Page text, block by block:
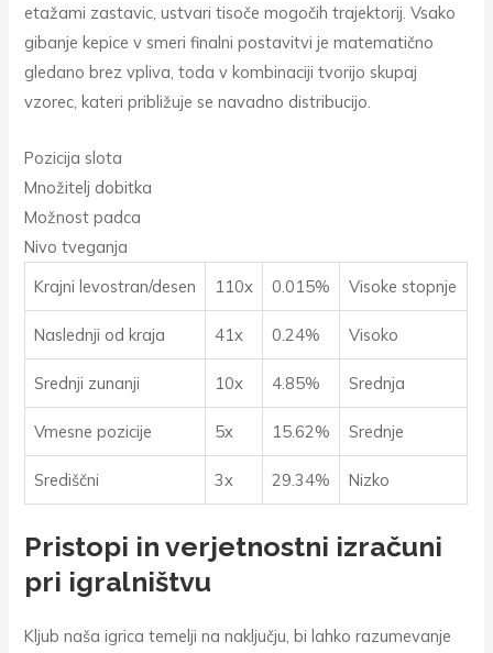
etažami zastavic, ustvari tisoče mogočih trajektorij. Vsako
gibanje kepice v smeri finalni postavitvi je matematično
gledano brez vpliva, toda v kombinaciji tvorijo skupaj
vzorec, kateri približuje se navadno distribucijo.
Pozicija slota
Množitelj dobitka
Možnost padca
Nivo tveganja
Krajni levostran/desen
110x 0.015% Visoke stopnje
Naslednji od kraja 41x 0.24% Visoko
Srednji zunanji 10x 4.85% Srednja
Vmesne pozicije 5x 15.62% Srednje
Središčni 3x 29.34% Nizko
Pristopi in verjetnostni izračuni
pri igralništvu
Kljub naša igrica temelji na naključju, bi lahko razumevanje